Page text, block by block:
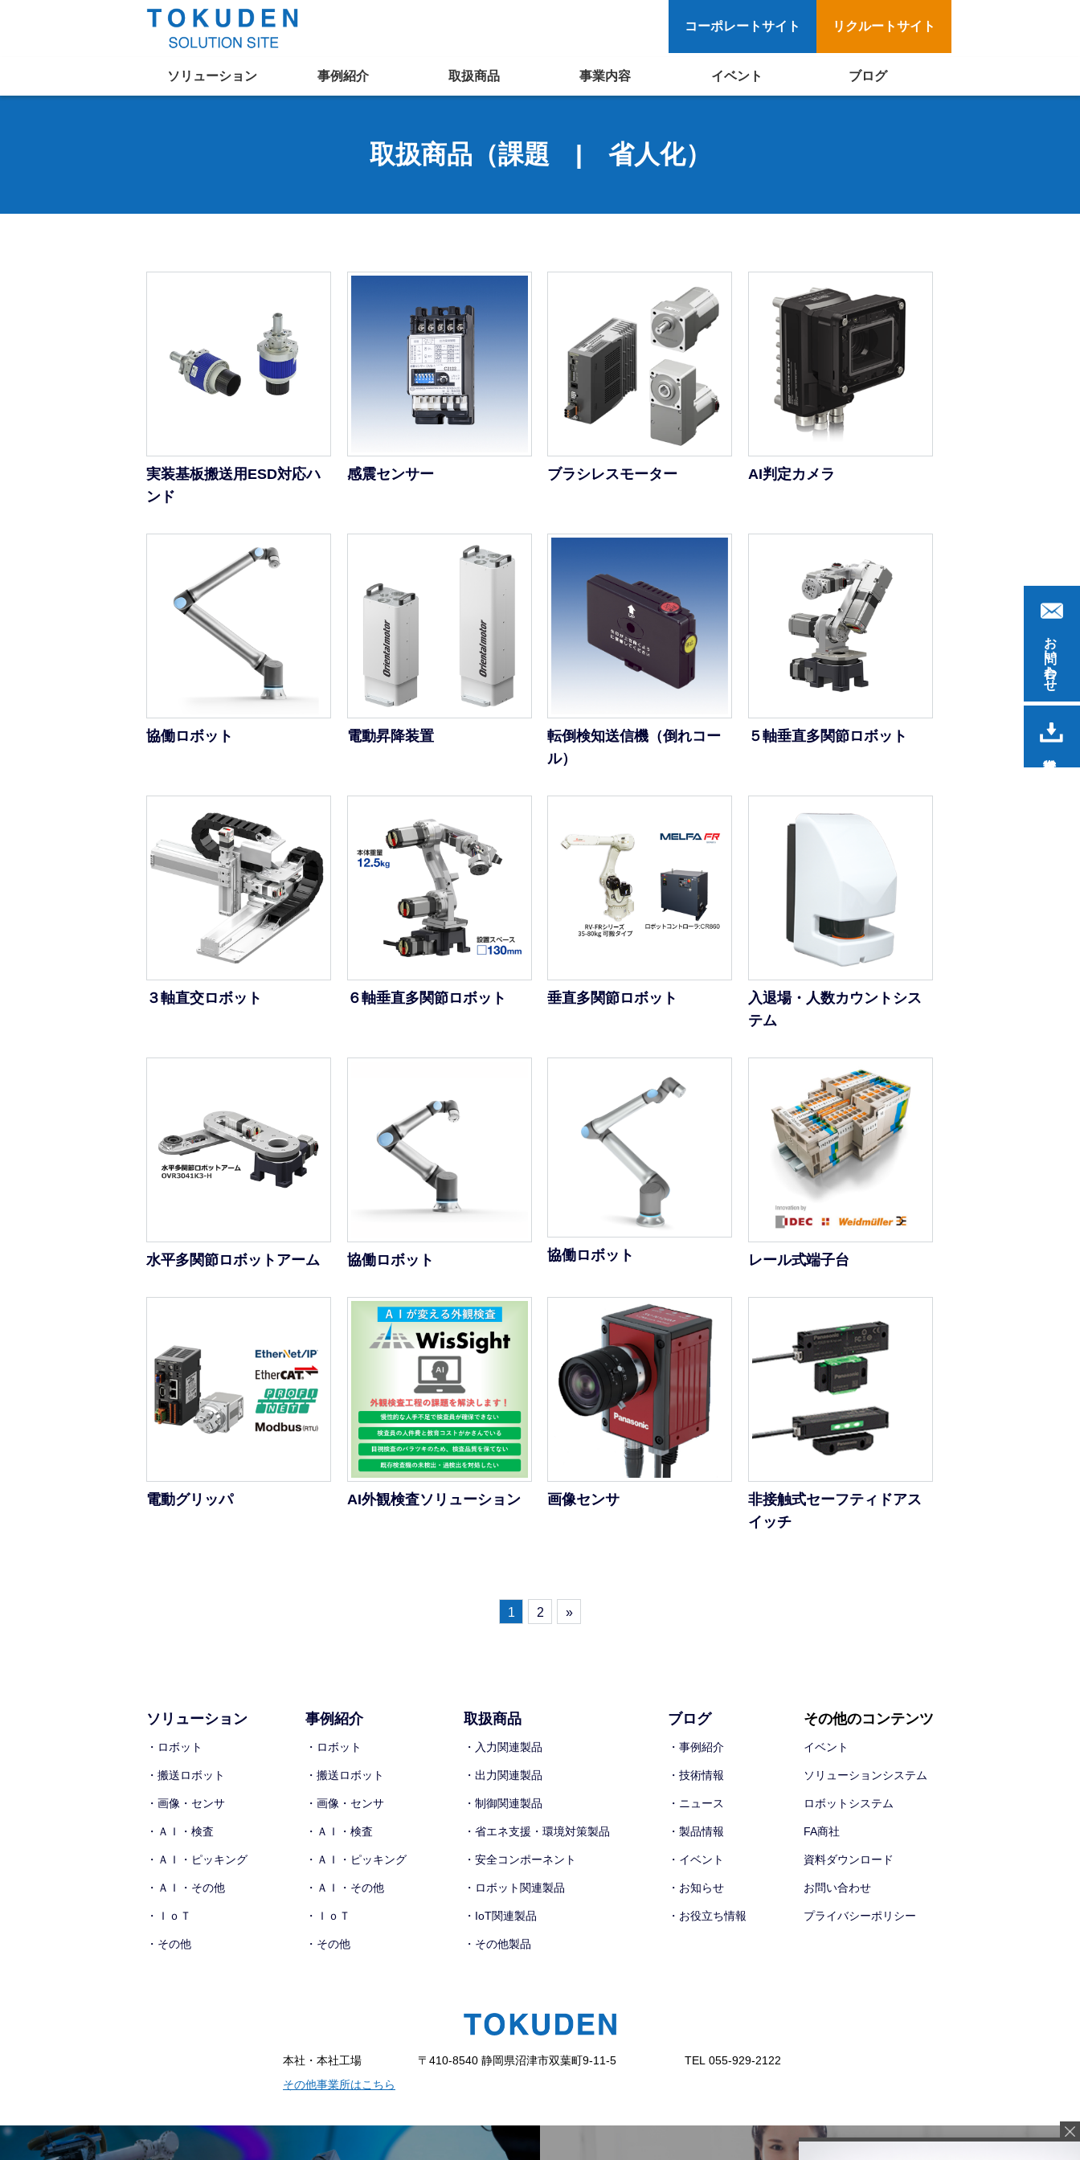
コーポレートサイト リクルートサイト
ソリューション 事例紹介 取扱商品 事業内容 イベント ブログ
取扱商品（課題 | 省人化）
実装基板搬送用ESD対応ハ
ンド
感震センサー ブラシレスモーター AI判定カメラ
協働ロボット 電動昇降装置
転倒検知送信機（倒れコー
ル）
５軸垂直多関節ロボット
３軸直交ロボット ６軸垂直多関節ロボット 垂直多関節ロボット
入退場・人数カウントシス
テム
水平多関節ロボットアーム 協働ロボット 協働ロボット レール式端子台
電動グリッパ AI外観検査ソリューション 画像センサ
非接触式セーフティドアス
イッチ
1 2 »
ソリューション
・ロボット
・搬送ロボット
・画像・センサ
・ＡＩ・検査
・ＡＩ・ピッキング
・ＡＩ・その他
・ＩｏＴ
・その他
事例紹介
・ロボット
・搬送ロボット
・画像・センサ
・ＡＩ・検査
・ＡＩ・ピッキング
・ＡＩ・その他
・ＩｏＴ
・その他
取扱商品
・入力関連製品
・出力関連製品
・制御関連製品
・省エネ支援・環境対策製品
・安全コンポーネント
・ロボット関連製品
・IoT関連製品
・その他製品
ブログ
・事例紹介
・技術情報
・ニュース
・製品情報
・イベント
・お知らせ
・お役立ち情報
その他のコンテンツ
イベント
ソリューションシステム
ロボットシステム
FA商社
資料ダウンロード
お問い合わせ
プライバシーポリシー
本社・本社工場 〒410-8540 静岡県沼津市双葉町9-11-5
TEL 055-929-2122
その他事業所はこちら
お問い合わせ